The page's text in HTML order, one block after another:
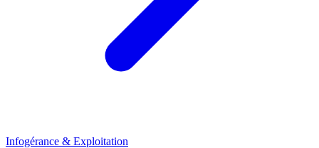
Infogérance & Exploitation